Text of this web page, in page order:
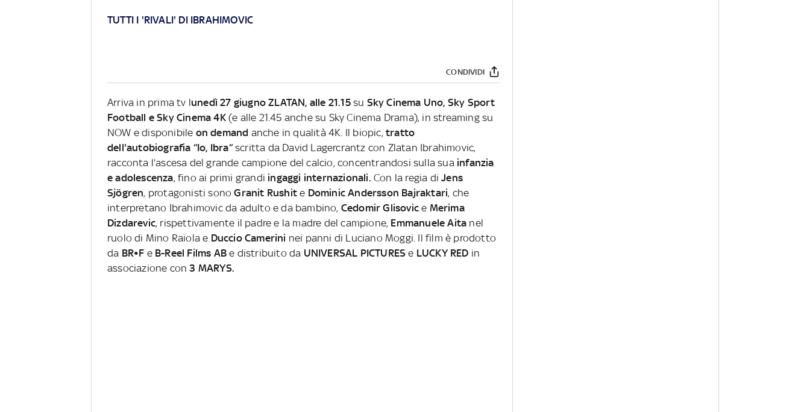
TUTTI I 'RIVALI' DI IBRAHIMOVIC
CONDIVIDI
Arriva in prima tv lunedì 27 giugno ZLATAN, alle 21.15 su Sky Cinema Uno, Sky Sport
Football e Sky Cinema 4K(e alle 21.45 anche su Sky Cinema Drama), in streaming su
NOW e disponibile on demand anche in qualità 4K. Il biopic,tratto
dell'autobiografia “Io, Ibra”scritta da David Lagercrantz con Zlatan Ibrahimovic,
racconta l’ascesa del grande campione del calcio, concentrandosi sulla sua infanzia
e adolescenza, fino ai primi grandi ingaggi internazionali. Con la regia diJens
Sjögren, protagonisti sonoGranit Rushite Dominic Andersson Bajraktari, che
interpretano Ibrahimovic da adulto e da bambino, Cedomir Glisovice Merima
Dizdarevic, rispettivamente il padre e la madre del campione, Emmanuele Aita nel
ruolo di Mino Raiola e Duccio Camerini nei panni di Luciano Moggi. Il film è prodotto
da BR•F eB-Reel Films ABe distribuito da UNIVERSAL PICTURESe LUCKY RED in
associazione con 3 MARYS.